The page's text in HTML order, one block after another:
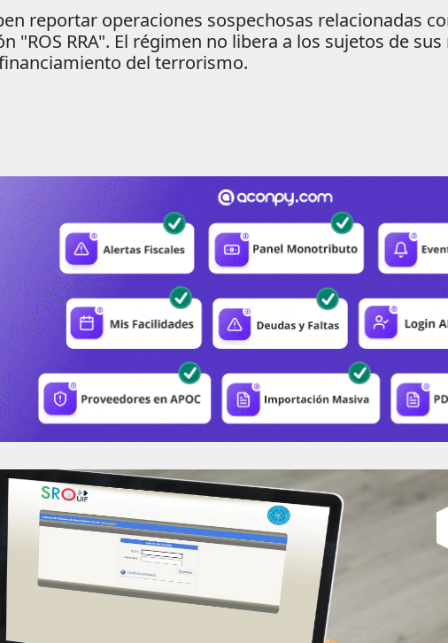
reportar operaciones sospechosas relacionadas
"ROS RRA". El régimen no libera a los sujetos de
del terrorismo.